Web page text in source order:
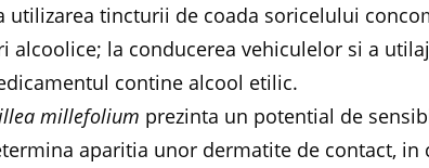
utilizarea tincturii de coada soricelului
alcoolice; la conducerea vehiculelor si a
contine alcool etilic.
millefolium prezinta un potential de
aparitia unor dermatite de contact, in